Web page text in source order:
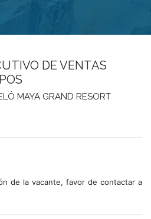
DE VENTAS
MAYA GRAND RESORT
de la vacante, favor de contactar a